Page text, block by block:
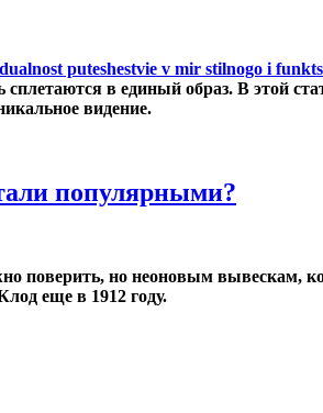
сплетаются в единый образ. В этой
видение.
популярными?
поверить, но неоновым вывескам,
еще в 1912 году.